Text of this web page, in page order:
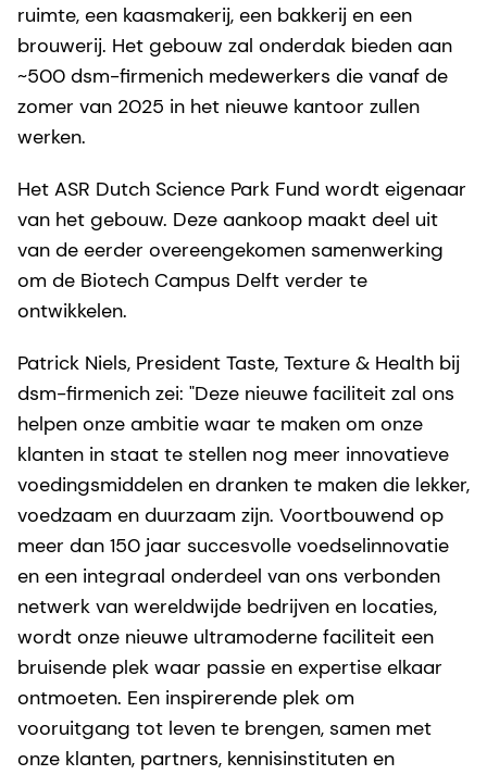
ruimte, een kaasmakerij, een bakkerij en een
brouwerij. Het gebouw zal onderdak bieden aan
~500 dsm-firmenich medewerkers die vanaf de
zomer van 2025 in het nieuwe kantoor zullen
werken.
Het ASR Dutch Science Park Fund wordt eigenaar
van het gebouw. Deze aankoop maakt deel uit
van de eerder overeengekomen samenwerking
om de Biotech Campus Delft verder te
ontwikkelen.
Patrick Niels, President Taste, Texture & Health bij
dsm-firmenich zei: "Deze nieuwe faciliteit zal ons
helpen onze ambitie waar te maken om onze
klanten in staat te stellen nog meer innovatieve
voedingsmiddelen en dranken te maken die lekker,
voedzaam en duurzaam zijn. Voortbouwend op
meer dan 150 jaar succesvolle voedselinnovatie
en een integraal onderdeel van ons verbonden
netwerk van wereldwijde bedrijven en locaties,
wordt onze nieuwe ultramoderne faciliteit een
bruisende plek waar passie en expertise elkaar
ontmoeten. Een inspirerende plek om
vooruitgang tot leven te brengen, samen met
onze klanten, partners, kennisinstituten en